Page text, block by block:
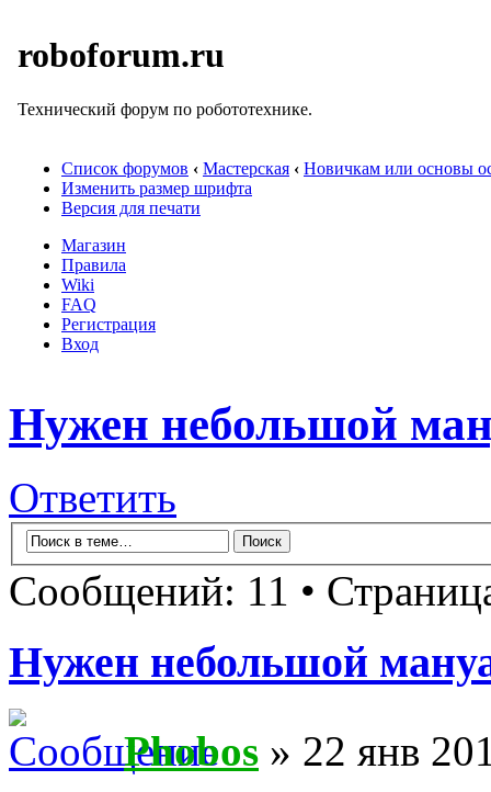
roboforum.ru
Технический форум по робототехнике.
Список форумов ‹ Мастерская ‹ Новичкам или основы
Изменить размер шрифта
Версия для печати
Магазин
Правила
Wiki
FAQ
Регистрация
Вход
Нужен небольшой
Ответить
Сообщений: 11 •
Нужен небольшой
Phobos » 22 янв